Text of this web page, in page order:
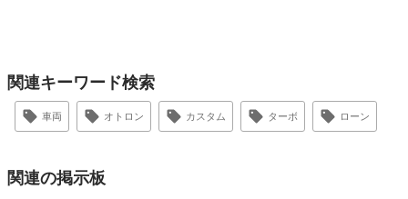
関連キーワード検索
車両 オトロン カスタム ターボ ローン
関連の掲示板